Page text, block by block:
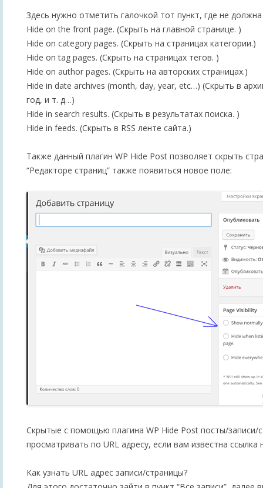
Здесь нужно отметить галочкой тот пункт, где не
Hide on the front page. (Скрыть на главной странице. )
Hide on category pages. (Скрыть на страницах категории.)
Hide on tag pages. (Скрыть на страницах тегов. )
Hide on author pages. (Скрыть на авторских страницах.)
Hide in date archives (month, day, year, etc…) (Скрыть в
год, и т. д…)
Hide in search results. (Скрыть в результатах поиска. )
Hide in feeds. (Скрыть в RSS ленте сайта.)
Также данный плагин WP Hide Post позволяет скрыть
“Редакторе страниц” также появиться новое поле:
Скрытые с помощью плагина WP Hide Post посты/
просматривать по URL адресу, если вам известна ссылка
Как узнать URL адрес записи/страницы?